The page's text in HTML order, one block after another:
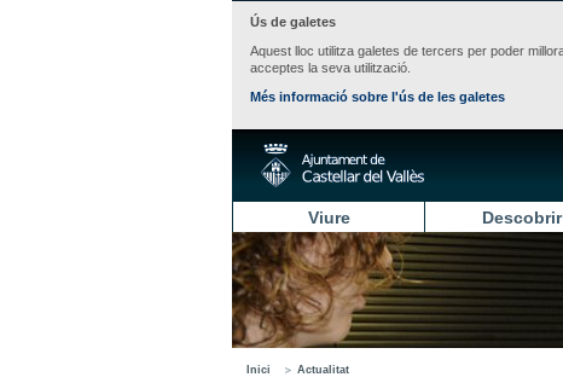
Ús de galetes
Aquest lloc utilitza galetes de tercers per poder
acceptes la seva utilització.
Més informació sobre l'ús de les galetes
Viure Descobrir
Inici Actualitat